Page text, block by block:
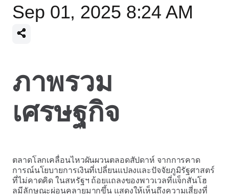
Sep 01, 2025 8:24 AM
ภาพรวม
เศรษฐกิจ
ตลาดโลกเคลื่อนไหวผันผวนตลอดสัปดาห์ จากการคาด
การณ์นโยบายการเงินที่เปลี่ยนแปลงและปัจจัยภูมิรัฐศาสตร์
ที่ไม่คาดคิด ในสหรัฐฯ ถ้อยแถลงของพาวเวลที่แจ็กสันโฮ
ลมีลักษณะผ่อนคลายมากขึ้น แสดงให้เห็นถึงความเสี่ยงที่